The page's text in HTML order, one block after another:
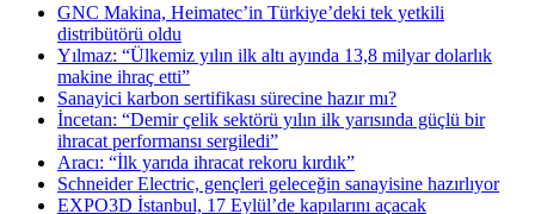
GNC Makina, Heimatec’in Türkiye’deki tek yetkili
distribütörü oldu
Yılmaz: “Ülkemiz yılın ilk altı ayında 13,8 milyar dolarlık
makine ihraç etti”
Sanayici karbon sertifikası sürecine hazır mı?
İncetan: “Demir çelik sektörü yılın ilk yarısında güçlü bir
ihracat performansı sergiledi”
Aracı: “İlk yarıda ihracat rekoru kırdık”
Schneider Electric, gençleri geleceğin sanayisine hazırlıyor
EXPO3D İstanbul, 17 Eylül’de kapılarını açacak